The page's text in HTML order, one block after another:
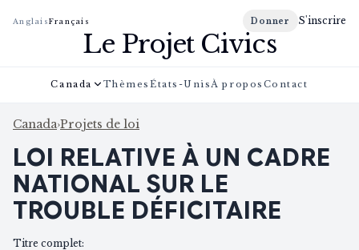
AnglaisFrançais Donner S'inscrire
Le Projet Civics
Canada Thèmes États-Unis À propos Contact
Canada›Projets de loi
LOI RELATIVE À UN CADRE
NATIONAL SUR LE
TROUBLE DÉFICITAIRE
Titre complet: